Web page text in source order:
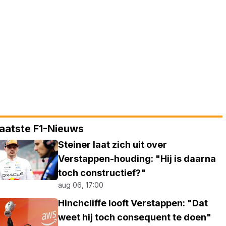
F1-Nieuws
Steiner laat zich uit over
Verstappen-houding: "Hij is daarna
toch constructief?"
aug 06, 17:00
Hinchcliffe looft Verstappen: "Dat
weet hij toch consequent te doen"